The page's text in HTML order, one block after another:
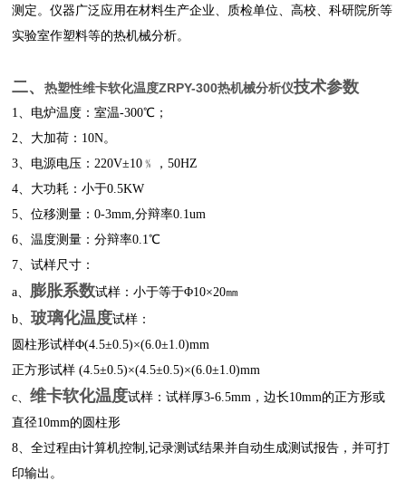
测定。仪器广泛应用在材料生产企业、质检单位、高校、科研院所等
实验室作塑料等的热机械分析。
二、热塑性维卡软化温度ZRPY-300热机械分析仪技术参数
1、电炉温度：室温-300℃；
2、大加荷：10N。
3、电源电压：220V±10﹪，50HZ
4、大功耗：小于0.5KW
5、位移测量：0-3mm,分辩率0.1um
6、温度测量：分辩率0.1℃
7、试样尺寸：
a、 膨胀系数试样：小于等于Φ10×20㎜
b、玻璃化温度试样：
圆柱形试样Φ(4.5±0.5)×(6.0±1.0)mm
正方形试样 (4.5±0.5)×(4.5±0.5)×(6.0±1.0)mm
c、维卡软化温度试样：试样厚3-6.5mm，边长10mm的正方形或
直径10mm的圆柱形
8、全过程由计算机控制,记录测试结果并自动生成测试报告，并可打
印输出。